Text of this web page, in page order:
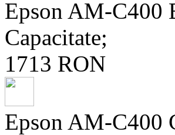
Epson AM-
Capacitate;
1713 RON
Epson AM-C400